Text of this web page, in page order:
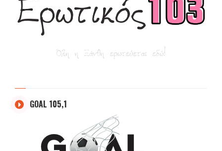
GOAL 105,1